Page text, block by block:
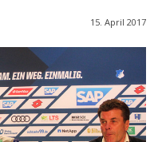
15. April 2017